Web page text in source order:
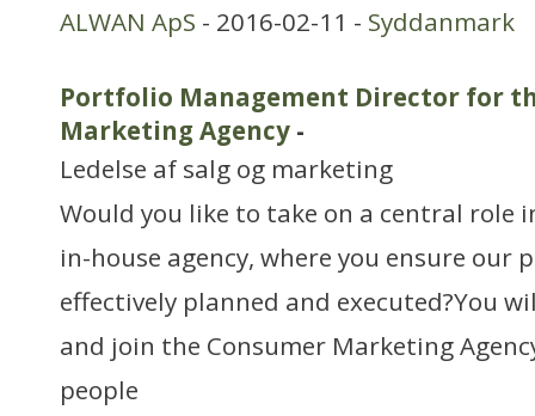
ALWAN ApS - 2016-02-11 - Syddanmark
Portfolio Management Director for
Marketing Agency -
Ledelse af salg og marketing
Would you like to take on a central role
in-house agency, where you ensure
effectively planned and executed?You
and join the Consumer Marketing
people